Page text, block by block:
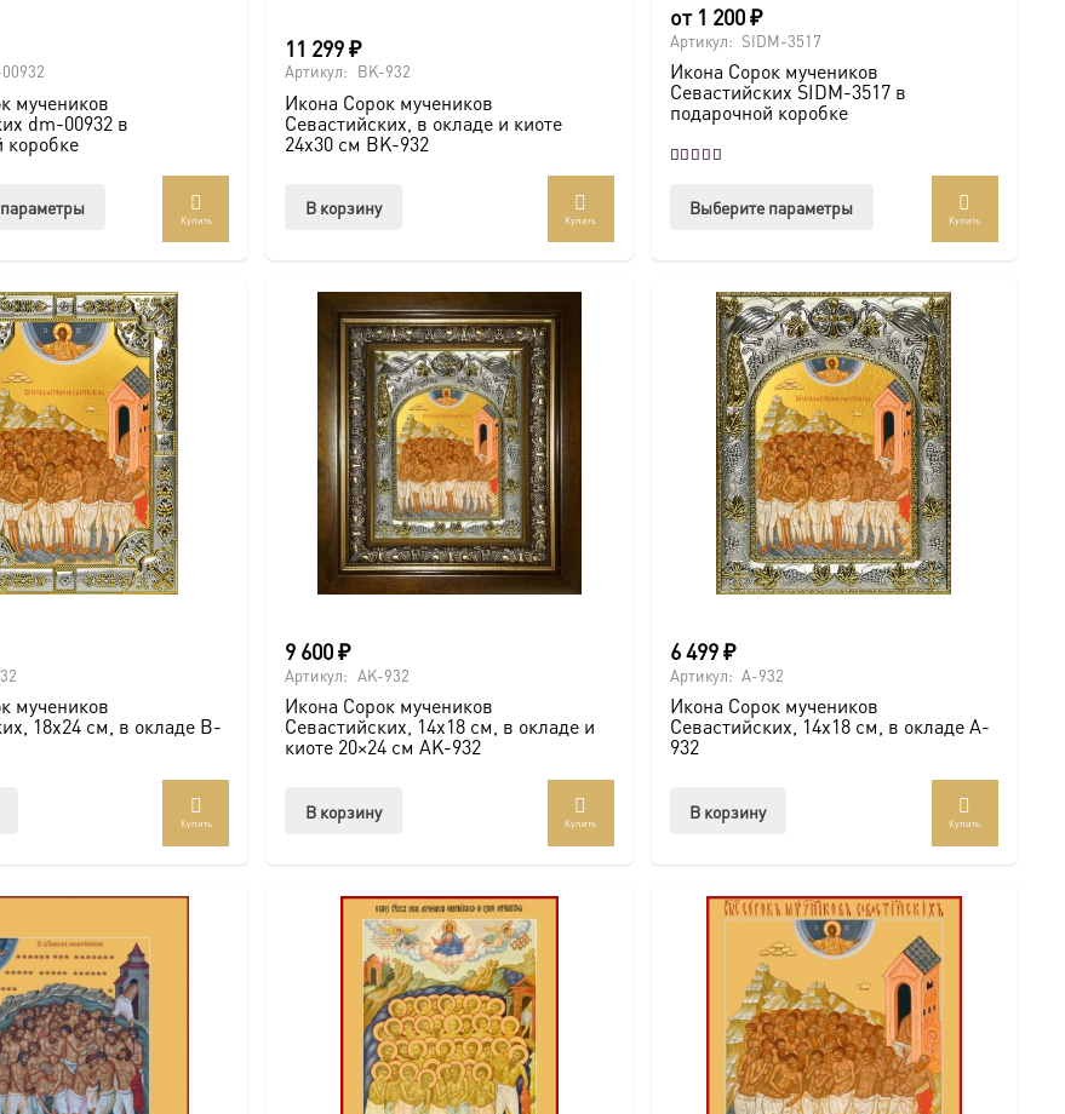
мучеников
dm-00932 в
коробке
вариаций.
Опции
можно
выбрать
на
странице
товара.
Купить
11 299₽
Артикул: BK-932
Икона Сорок мучеников
Севастийских, в окладе и киоте
24х30 см BK-932
В корзину
Купить
от 1 200₽
Артикул: SIDM-3517
Икона Сорок мучеников
Севастийских SIDM-3517 в
подарочной коробке
Выберите параметры
вариаций.
Опции
можно
выбрать
на
странице
товара.
Купить
мучеников
18х24 см, в окладе B-
Купить
9 600₽
Артикул: AK-932
Икона Сорок мучеников
Севастийских, 14х18 см, в окладе и
киоте 20×24 см AK-932
В корзину
Купить
6 499₽
Артикул: A-932
Икона Сорок мучеников
Севастийских, 14х18 см, в окладе A-
932
В корзину
Купить